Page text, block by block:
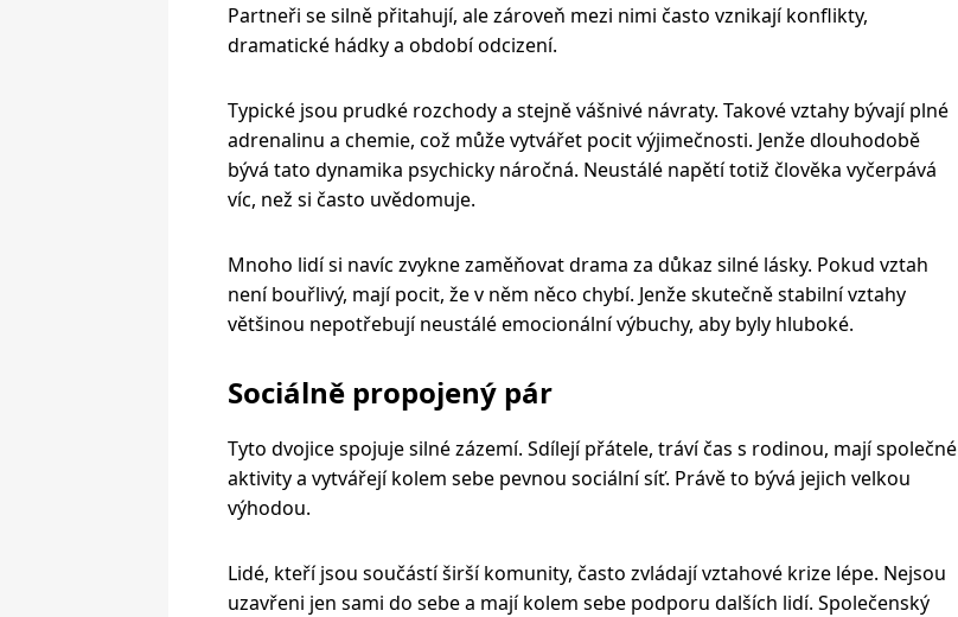
Partneři se silně přitahují, ale zároveň mezi nimi často vznikají konflikty,
dramatické hádky a období odcizení.
Typické jsou prudké rozchody a stejně vášnivé návraty. Takové vztahy bývají plné
adrenalinu a chemie, což může vytvářet pocit výjimečnosti. Jenže dlouhodobě
bývá tato dynamika psychicky náročná. Neustálé napětí totiž člověka vyčerpává
víc, než si často uvědomuje.
Mnoho lidí si navíc zvykne zaměňovat drama za důkaz silné lásky. Pokud vztah
není bouřlivý, mají pocit, že v něm něco chybí. Jenže skutečně stabilní vztahy
většinou nepotřebují neustálé emocionální výbuchy, aby byly hluboké.
Sociálně propojený pár
Tyto dvojice spojuje silné zázemí. Sdílejí přátele, tráví čas s rodinou, mají společné
aktivity a vytvářejí kolem sebe pevnou sociální síť. Právě to bývá jejich velkou
výhodou.
Lidé, kteří jsou součástí širší komunity, často zvládají vztahové krize lépe. Nejsou
uzavřeni jen sami do sebe a mají kolem sebe podporu dalších lidí. Společenský